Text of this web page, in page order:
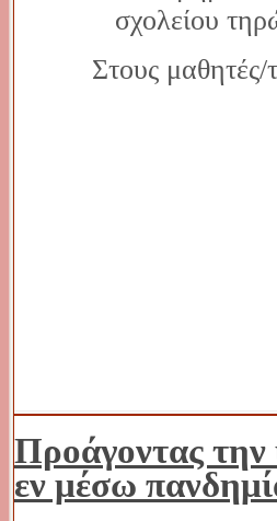
σχολείου
Στους μαθητές/
Προάγοντας την
εν μέσω